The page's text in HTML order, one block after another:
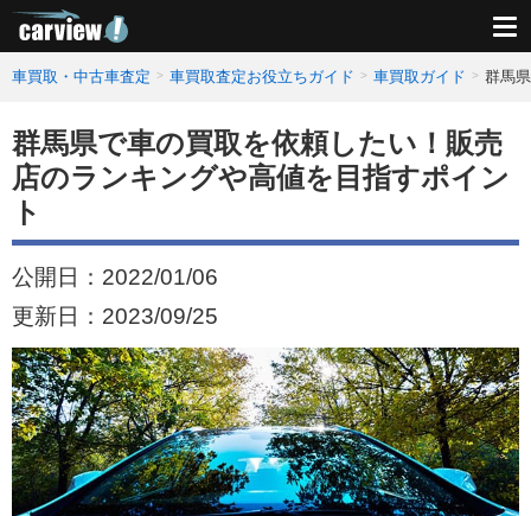
車買取・中古車査定 車買取査定お役立ちガイド 車買取ガイド 群馬
群馬県で車の買取を依頼したい！販売
店のランキングや高値を目指すポイン
ト
公開日： 2022/01/06
更新日： 2023/09/25